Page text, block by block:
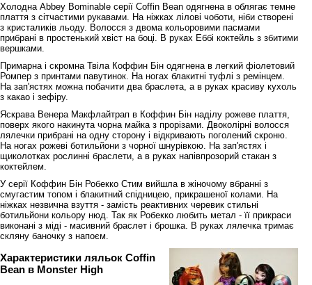
Холодна Abbey Bominable серії Coffin Bean одягнена в облягає темне
плаття з сітчастими рукавами. На ніжках лілові чоботи, ніби створені
з кристаликів льоду. Волосся з двома кольоровими пасмами
прибрані в простенький хвіст на боці. В руках Еббі коктейль з збитими
вершками.
Примарна і скромна Твіла Коффин Бін одягнена в легкий фіолетовий
Ромпер з принтами павутинок. На ногах блакитні туфлі з ремінцем.
На зап'ястях можна побачити два браслета, а в руках красиву кухоль
з какао і зефіру.
Яскрава Венера Макфлайтрап в Коффин Бін наділу рожеве плаття,
поверх якого накинута чорна майка з прорізами. Двоколірні волосся
лялечки прибрані на одну сторону і відкривають поголений скроню.
На ногах рожеві ботильйони з чорної шнурівкою. На зап'ястях і
щиколотках рослинні браслети, а в руках напівпрозорий стакан з
коктейлем.
У серії Коффин Бін Робекко Стим вийшла в жіночому вбранні з
смугастим топом і блакитний спідницею, прикрашеної колами. На
ніжках незвична взуття - замість реактивних черевик стильні
ботильйони кольору нюд. Так як Робекко любить метал - її прикраси
виконані з міді - масивний браслет і брошка. В руках лялечка тримає
скляну баночку з напоєм.
Характеристики ляльок Coffin
Bean в Monster High